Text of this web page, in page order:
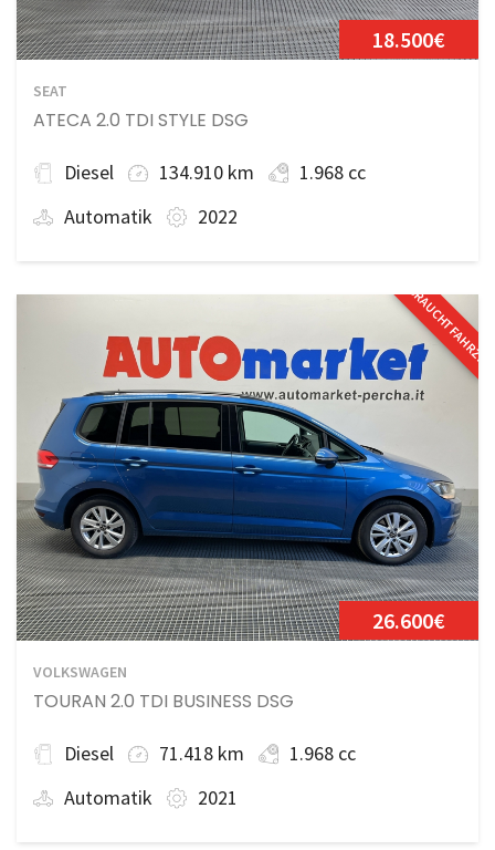
18.500€
SEAT
ATECA 2.0 TDI STYLE DSG
Diesel 134.910 km
1.968 cc
Automatik
2022
26.600€
VOLKSWAGEN
TOURAN 2.0 TDI BUSINESS DSG
Diesel 71.418 km
1.968 cc
Automatik
2021